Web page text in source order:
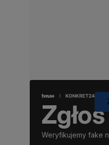
Weryfikujemy fake